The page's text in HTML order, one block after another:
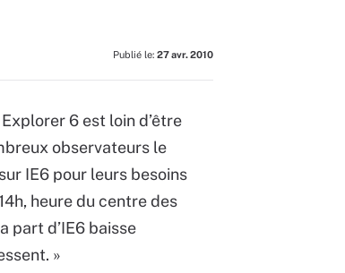
Publié le: 27 avr. 2010
6 est loin d’être
observateurs le
IE6 pour leurs besoins
heure du centre des
part d’IE6 baisse
»